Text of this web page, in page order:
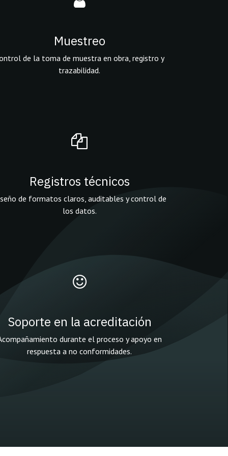
Muestreo
de la toma de muestra en obra, registro y
trazabilidad.
Registros técnicos
de formatos claros, auditables y control de
los datos.
Soporte en la acreditación
durante el proceso y apoyo en
respuesta a no conformidades.